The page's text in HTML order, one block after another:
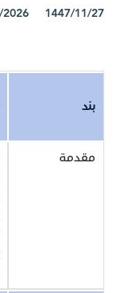
1447/11/27 14/05/2026 16:22:14
بند
مقدمة